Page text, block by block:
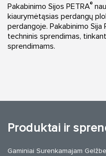
Pakabinimo Sijos PETRA®
kiaurymėtąsias perdangų
perdangoje. Pakabinimo Sija
techninis sprendimas,
sprendimams.
Produktai ir
Gaminiai Surenkamajam